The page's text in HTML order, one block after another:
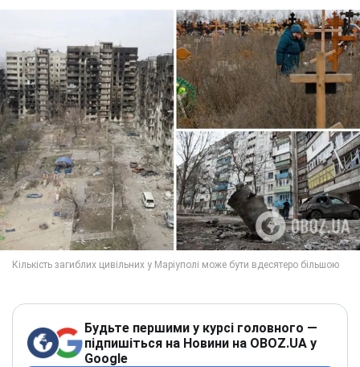
Будьте першими у курсі головного —
підпишіться на Новини на OBOZ.UA у
Google